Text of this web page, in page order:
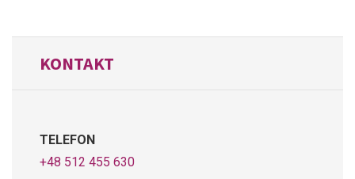
KONTAKT
TELEFON
+48 512 455 630